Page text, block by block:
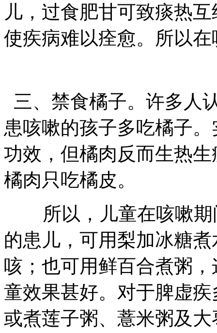
儿，过食肥甘可致痰热
使疾病难以痊愈。所以
三、禁食橘子。许多人
患咳嗽的孩子多吃橘子
功效，但橘肉反而生热
橘肉只吃橘皮。
所以，儿童在咳嗽期
的患儿，可用梨加冰糖
咳；也可用鲜百合煮粥
童效果甚好。对于脾虚
或煮莲子粥、薏米粥及